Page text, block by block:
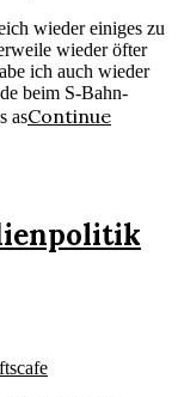
wieder einiges zu
wieder öfter
ich auch wieder
beim S-Bahn-
asContinue